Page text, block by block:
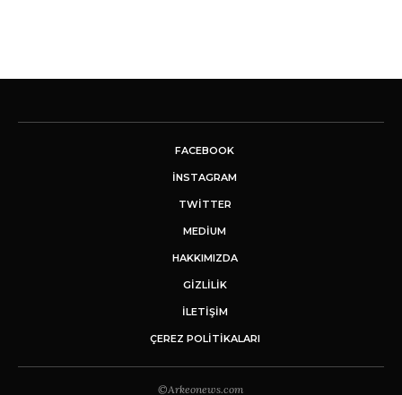
FACEBOOK
INSTAGRAM
TWITTER
MEDIUM
HAKKIMIZDA
GİZLİLİK
İLETIŞIM
ÇEREZ POLITIKALARI
©Arkeonews.com